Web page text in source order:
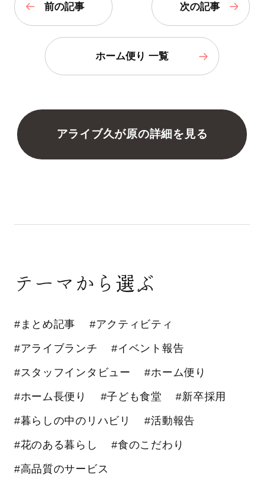
前の記事 次の記事
ホーム便り 一覧
アライブ久が原の詳細を見る
テーマから選ぶ
#まとめ記事 #アクティビティ
#アライブランチ #イベント報告
#スタッフインタビュー #ホーム便り
#ホーム長便り #子ども食堂 #新卒採用
#暮らしの中のリハビリ #活動報告
#花のある暮らし #食のこだわり
#高品質のサービス